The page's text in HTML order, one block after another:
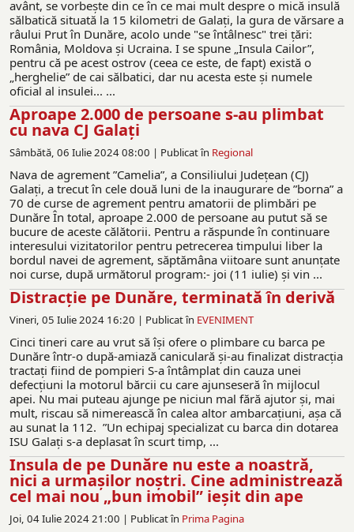
avânt, se vorbește din ce în ce mai mult despre o mică insulă
sălbatică situată la 15 kilometri de Galați, la gura de vărsare a
râului Prut în Dunăre, acolo unde "se întâlnesc" trei țări:
România, Moldova și Ucraina. I se spune „Insula Cailor”,
pentru că pe acest ostrov (ceea ce este, de fapt) există o
„herghelie” de cai sălbatici, dar nu acesta este și numele
oficial al insulei... ...
Aproape 2.000 de persoane s-au plimbat
cu nava CJ Galați
Sâmbătă, 06 Iulie 2024 08:00 | Publicat în Regional
Nava de agrement ”Camelia”, a Consiliului Județean (CJ)
Galați, a trecut în cele două luni de la inaugurare de ”borna” a
70 de curse de agrement pentru amatorii de plimbări pe
Dunăre În total, aproape 2.000 de persoane au putut să se
bucure de aceste călătorii. Pentru a răspunde în continuare
interesului vizitatorilor pentru petrecerea timpului liber la
bordul navei de agrement, săptămâna viitoare sunt anunțate
noi curse, după următorul program:- joi (11 iulie) și vin ...
Distracție pe Dunăre, terminată în derivă
Vineri, 05 Iulie 2024 16:20 | Publicat în EVENIMENT
Cinci tineri care au vrut să își ofere o plimbare cu barca pe
Dunăre într-o după-amiază caniculară și-au finalizat distracția
tractați fiind de pompieri S-a întâmplat din cauza unei
defecțiuni la motorul bărcii cu care ajunseseră în mijlocul
apei. Nu mai puteau ajunge pe niciun mal fără ajutor și, mai
mult, riscau să nimerească în calea altor ambarcațiuni, așa că
au sunat la 112. ”Un echipaj specializat cu barca din dotarea
ISU Galați s-a deplasat în scurt timp, ...
Insula de pe Dunăre nu este a noastră,
nici a urmașilor noștri. Cine administrează
cel mai nou „bun imobil” ieşit din ape
Joi, 04 Iulie 2024 21:00 | Publicat în Prima Pagina